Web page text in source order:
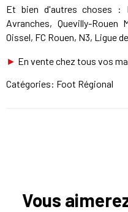
Et bien d'autres choses :
Avranches, Quevilly-Rouen
Oissel, FC Rouen, N3, Ligue
► En vente chez tous vos
Catégories: Foot Régional
Vous